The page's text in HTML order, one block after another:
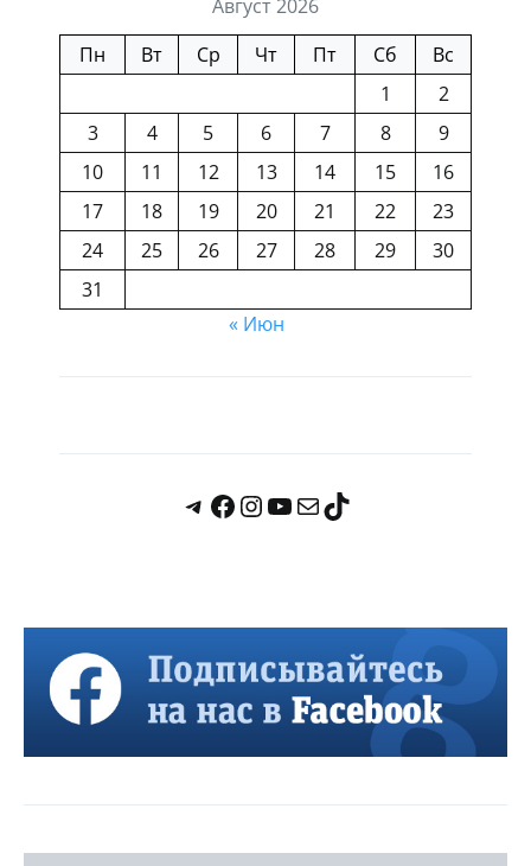
Август 2026
Пн
Вт Ср Чт Пт Сб
Вс
1
2
3
4 5 6 7 8
9
10
11 12 13 14 15
16
17
18 19 20 21 22
23
24
25 26 27 28 29
30
31
« Июн